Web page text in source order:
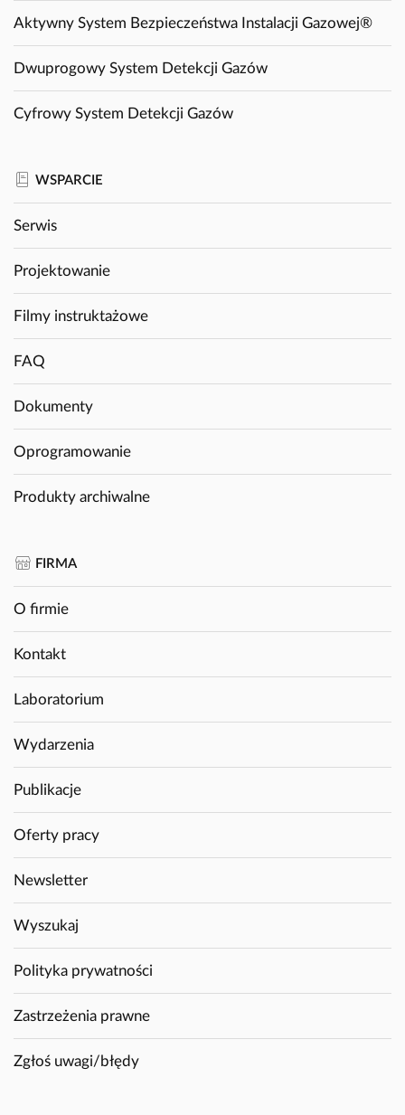
Aktywny System Bezpieczeństwa Instalacji Gazowej®
Dwuprogowy System Detekcji Gazów
Cyfrowy System Detekcji Gazów
WSPARCIE
Serwis
Projektowanie
Filmy instruktażowe
FAQ
Dokumenty
Oprogramowanie
Produkty archiwalne
FIRMA
O firmie
Kontakt
Laboratorium
Wydarzenia
Publikacje
Oferty pracy
Newsletter
Wyszukaj
Polityka prywatności
Zastrzeżenia prawne
Zgłoś uwagi/błędy